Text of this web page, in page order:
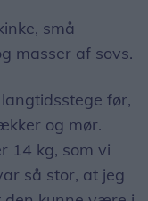
før,
14 kg, som vi
så stor, at jeg
kunne være i
i aftes kl. 12